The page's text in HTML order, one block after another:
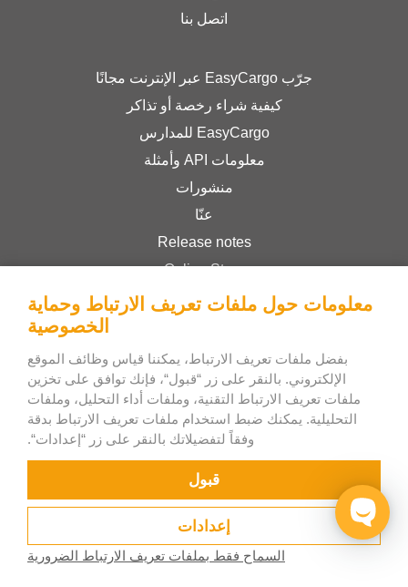
اتصل بنا
جرّب EasyCargo عبر الإنترنت مجانًا
كيفية شراء رخصة أو تذاكر
EasyCargo للمدارس
معلومات API وأمثلة
منشورات
عنّا
Release notes
Online Store
Terms & Conditions
Bee Interactive s.r.o
U Pekarky 484/1a
Czech Republic
معلومات حول ملفات تعريف الارتباط وحماية
الخصوصية
بفضل ملفات تعريف الارتباط، يمكننا قياس وظائف الموقع
الإلكتروني. بالنقر على زر “قبول“، فإنك توافق على تخزين
ملفات تعريف الارتباط التقنية، وملفات أداء التحليل، وملفات
التحليلية. يمكنك ضبط استخدام ملفات تعريف الارتباط بدقة
وفقاً لتفضيلاتك بالنقر على زر “إعدادات“.
قبول
إعدادات
السماح فقط بملفات تعريف الارتباط الضرورية